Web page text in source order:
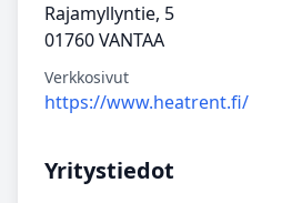
Rajamyllyntie, 5
01760 VANTAA
Verkkosivut
https://www.heatrent.fi/
Yritystiedot